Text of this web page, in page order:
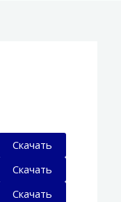
Скачать
Скачать
Скачать